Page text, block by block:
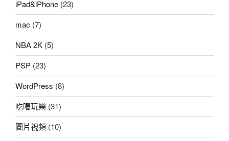
iPad&iPhone (23)
mac (7)
NBA 2K (5)
PSP (23)
WordPress (8)
吃喝玩樂 (31)
圖片視頻 (10)